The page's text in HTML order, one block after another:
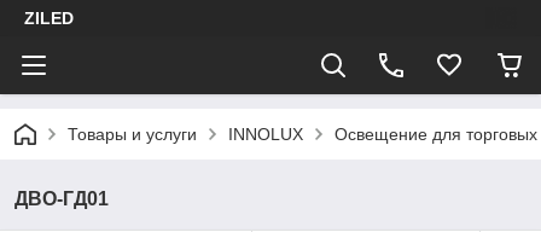
ZILED
Товары и услуги INNOLUX Освещение для торговых
ДВО-ГД01